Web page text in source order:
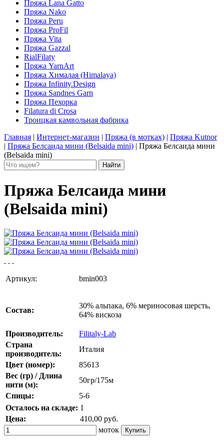
Пряжа Lana Gatto
Пряжа Nako
Пряжа Peru
Пряжа ProFil
Пряжа Vita
Пряжа Gazzal
RialFilaty
Пряжа YarnArt
Пряжа Хималая (Himalaya)
Пряжа Infinity.Design
Пряжа Sandnes Garn
Пряжа Пехорка
Filatura di Сrosa
Троицкая камвольная фабрика
Главная | Интернет-магазин | Пряжа (в мотках) | Пряжа Kutnor
| Пряжа Белсаида мини (Belsaida mini) | Пряжа Белсаида мини
(Belsaida mini)
Пряжа Белсаида мини
(Belsaida mini)
Артикул: bmin003
Состав:
30% альпака, 6% мериносовая шерсть,
64% вискоза
Производитель:
Filitaly-Lab
Страна
производитель:
Италия
Цвет (номер):
85613
Вес (гр) / Длина
нити (м):
50гр/175м
Спицы:
5-6
Осталось на складе: 1
Цена:
410,00 руб.
моток